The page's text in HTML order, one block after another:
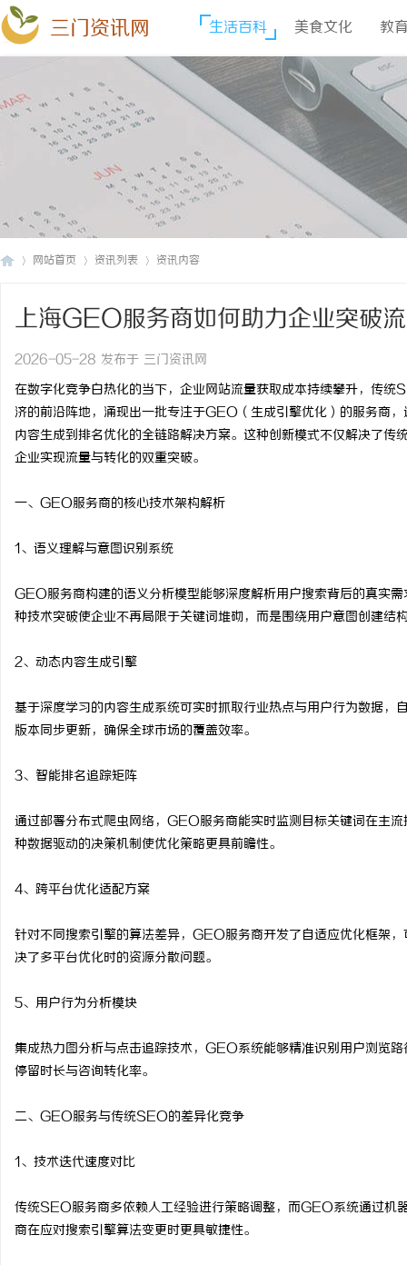
三门资讯网 生活百科 美食文化 教
网站首页 资讯列表 资讯内容
上海GEO服务商如何助力企业突破
2026-05-28 发布于 三门资讯网
在数字化竞争白热化的当下，企业网站流量获取成本持续攀升，传
济的前沿阵地，涌现出一批专注于GEO（生成引擎优化）的服务商
内容生成到排名优化的全链路解决方案。这种创新模式不仅解决了
企业实现流量与转化的双重突破。
一、GEO服务商的核心技术架构解析
1、语义理解与意图识别系统
GEO服务商构建的语义分析模型能够深度解析用户搜索背后的真实
种技术突破使企业不再局限于关键词堆砌，而是围绕用户意图创建结
2、动态内容生成引擎
基于深度学习的内容生成系统可实时抓取行业热点与用户行为数据
版本同步更新，确保全球市场的覆盖效率。
3、智能排名追踪矩阵
通过部署分布式爬虫网络，GEO服务商能实时监测目标关键词在主
种数据驱动的决策机制使优化策略更具前瞻性。
4、跨平台优化适配方案
针对不同搜索引擎的算法差异，GEO服务商开发了自适应优化框架
决了多平台优化时的资源分散问题。
5、用户行为分析模块
集成热力图分析与点击追踪技术，GEO系统能够精准识别用户浏览
停留时长与咨询转化率。
二、GEO服务与传统SEO的差异化竞争
1、技术迭代速度对比
传统SEO服务商多依赖人工经验进行策略调整，而GEO系统通过机
商在应对搜索引擎算法变更时更具敏捷性。
临沂成人高考哪家机构